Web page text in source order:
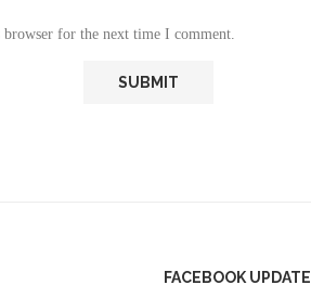
for the next time I comment.
FACEBOOK UPDATE